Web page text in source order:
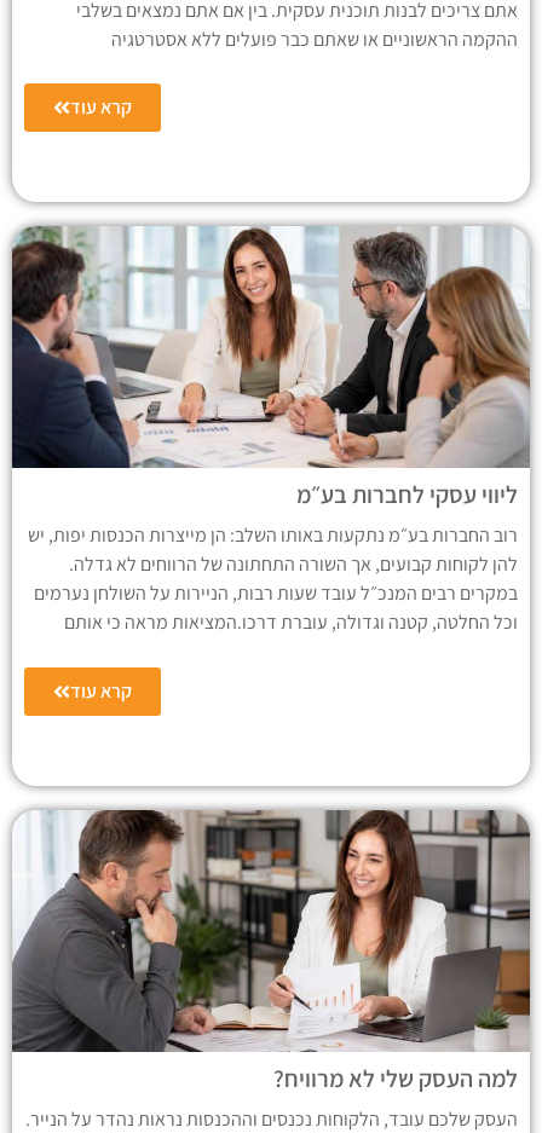
אתם צריכים לבנות תוכנית עסקית. בין אם אתם נמצאים בשלבי
ההקמה הראשוניים או שאתם כבר פועלים ללא אסטרטגיה
קרא עוד
ליווי עסקי לחברות בע״מ
רוב החברות בע״מ נתקעות באותו השלב: הן מייצרות הכנסות יפות, יש
להן לקוחות קבועים, אך השורה התחתונה של הרווחים לא גדלה.
במקרים רבים המנכ״ל עובד שעות רבות, הניירות על השולחן נערמים
וכל החלטה, קטנה וגדולה, עוברת דרכו.המציאות מראה כי אותם
קרא עוד
למה העסק שלי לא מרוויח?
העסק שלכם עובד, הלקוחות נכנסים וההכנסות נראות נהדר על הנייר.